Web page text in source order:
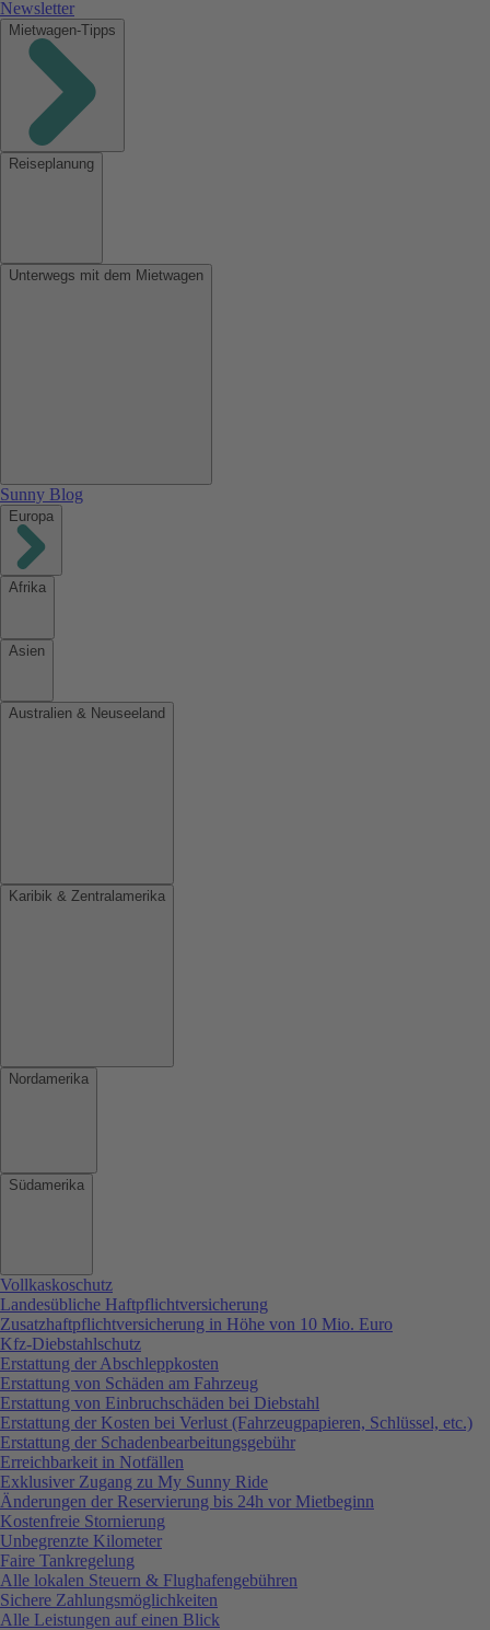
Newsletter
Mietwagen-Tipps
Reiseplanung
Unterwegs mit dem Mietwagen
Sunny Blog
Europa
Afrika
Asien
Australien & Neuseeland
Karibik & Zentralamerika
Nordamerika
Südamerika
Vollkaskoschutz
Landesübliche Haftpflichtversicherung
Zusatzhaftpflichtversicherung in Höhe von 10 Mio. Euro
Kfz-Diebstahlschutz
Erstattung der Abschleppkosten
Erstattung von Schäden am Fahrzeug
Erstattung von Einbruchschäden bei Diebstahl
Erstattung der Kosten bei Verlust (Fahrzeugpapieren, Schlüssel, etc.)
Erstattung der Schadenbearbeitungsgebühr
Erreichbarkeit in Notfällen
Exklusiver Zugang zu My Sunny Ride
Änderungen der Reservierung bis 24h vor Mietbeginn
Kostenfreie Stornierung
Unbegrenzte Kilometer
Faire Tankregelung
Alle lokalen Steuern & Flughafengebühren
Sichere Zahlungsmöglichkeiten
Alle Leistungen auf einen Blick